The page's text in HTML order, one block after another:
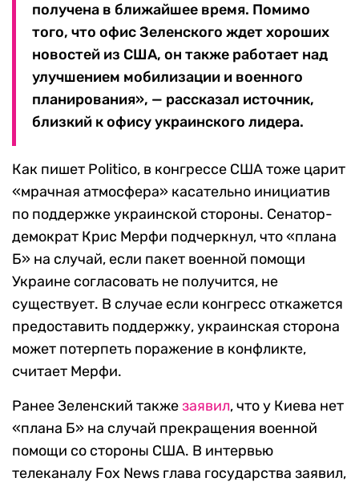
получена в ближайшее время. Помимо
того, что офис Зеленского ждет хороших
новостей из США, он также работает над
улучшением мобилизации и военного
планирования», — рассказал источник,
близкий к офису украинского лидера.
Как пишет Politico, в конгрессе США тоже царит
«мрачная атмосфера» касательно инициатив
по поддержке украинской стороны. Сенатор-
демократ Крис Мерфи подчеркнул, что «плана
Б» на случай, если пакет военной помощи
Украине согласовать не получится, не
существует. В случае если конгресс откажется
предоставить поддержку, украинская сторона
может потерпеть поражение в конфликте,
считает Мерфи.
Ранее Зеленский такжезаявил, что у Киева нет
«плана Б» на случай прекращения военной
помощи со стороны США. В интервью
телеканалу Fox News глава государства заявил,